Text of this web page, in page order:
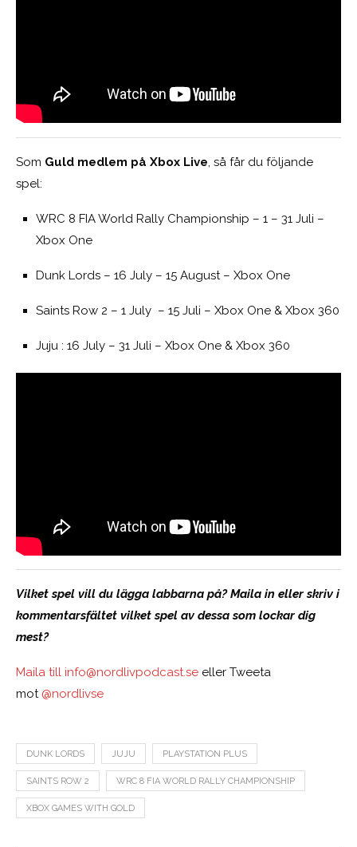
Som Guld medlem på Xbox Live, så får du följande
spel:
WRC 8 FIA World Rally Championship – 1 – 31 Juli –
Xbox One
Dunk Lords – 16 July – 15 August – Xbox One
Saints Row 2 – 1 July – 15 Juli – Xbox One & Xbox 360
Juju : 16 July – 31 Juli – Xbox One & Xbox 360
Vilket spel vill du lägga labbarna på? Maila in eller skriv i
kommentarsfältet vilket spel av dessa som lockar dig
mest?
Maila till info@nordlivpodcast.se eller Tweeta
mot @nordlivse
DUNK LORDS JUJU PLAYSTATION PLUS
SAINTS ROW 2 WRC 8 FIA WORLD RALLY CHAMPIONSHIP
XBOX GAMES WITH GOLD